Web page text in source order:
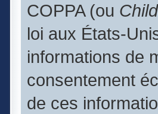
COPPA (ou
loi aux États-
informations de
consentement
de ces